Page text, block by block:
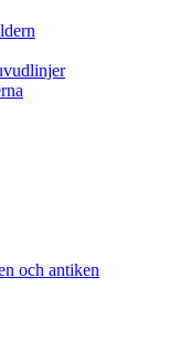
och antiken